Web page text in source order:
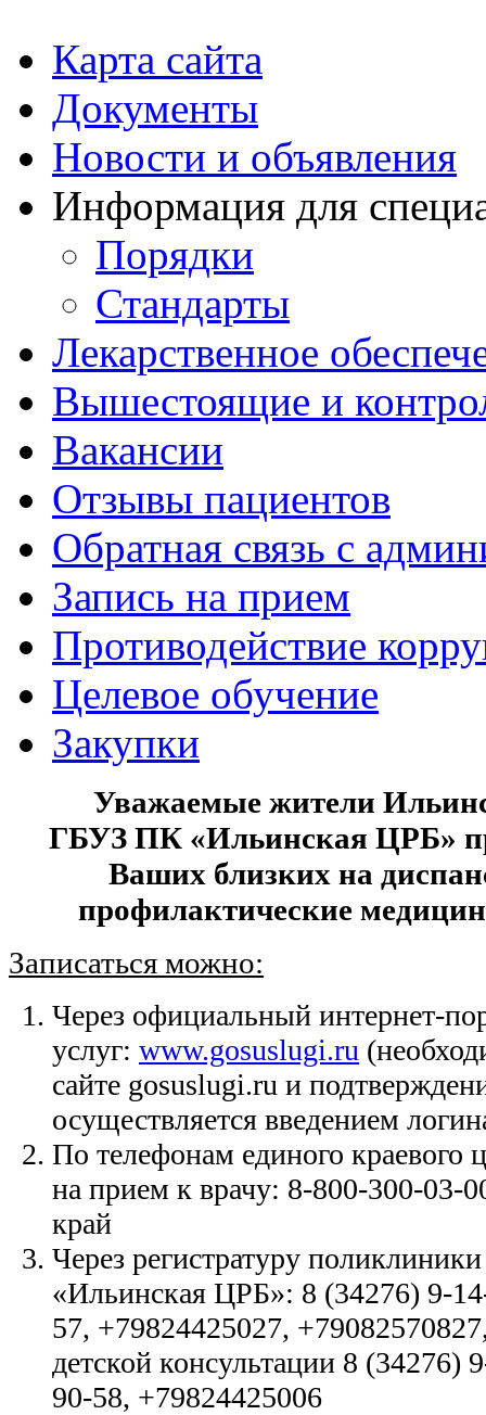
Карта сайта
Документы
Новости и объявления
Информация для
Порядки
Стандарты
Лекарственное
Вышестоящие и
Вакансии
Отзывы пациентов
Обратная связь с
Запись на прием
Противодействие
Целевое обучение
Закупки
Уважаемые жители
ГБУЗ ПК «Ильинская ЦРБ»
Ваших близких на
профилактические
Записаться можно:
Через официальный интернет-
услуг: www.gosuslugi.ru
сайте gosuslugi.ru и
осуществляется введением
По телефонам единого краевого
на прием к врачу: 8-800-300-03-
край
Через регистратуру
«Ильинская ЦРБ»: 8 (34276) 9-
57, +79824425027,
детской консультации 8 (34276)
90-58, +79824425006